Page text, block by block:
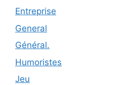
Entreprise
General
Général.
Humoristes
Jeu